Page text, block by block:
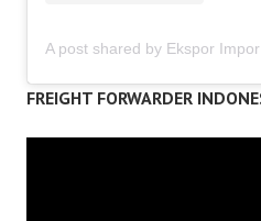
FREIGHT FORWARDER